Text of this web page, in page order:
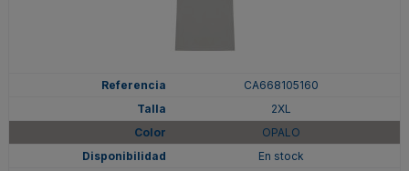
CA668105160
2XL
OPALO
En stock